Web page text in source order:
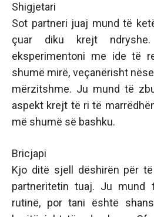
Shigjetari
Sot partneri juaj mund të
çuar diku krejt
eksperimentoni me ide të
shumë mirë, veçanërisht
mërzitshme. Ju mund të
aspekt krejt të ri të
më shumë së bashku.
Bricjapi
Kjo ditë sjell dëshirën për
partneritetin tuaj. Ju
rutinë, por tani është